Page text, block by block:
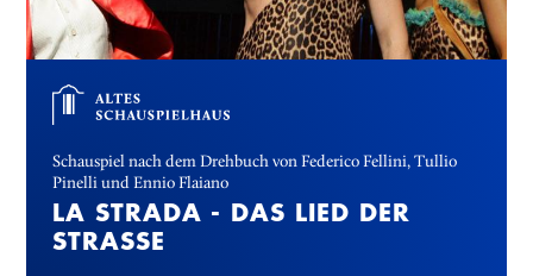
Schauspiel nach dem Drehbuch von Federico Fellini, Tullio
Pinelli und Ennio Flaiano
LA STRADA - DAS LIED DER
STRASSE